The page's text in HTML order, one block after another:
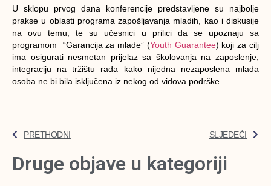
U sklopu prvog dana konferencije predstavljene su najbolje
prakse u oblasti programa zapošljavanja mladih, kao i diskusije
na ovu temu, te su učesnici u prilici da se upoznaju sa
programom “Garancija za mlade” (Youth Guarantee) koji za cilj
ima osigurati nesmetan prijelaz sa školovanja na zaposlenje,
integraciju na tržištu rada kako nijedna nezaposlena mlada
osoba ne bi bila isključena iz nekog od vidova podrške.
PRETHODNI SLJEDEĆI
Druge objave u kategoriji